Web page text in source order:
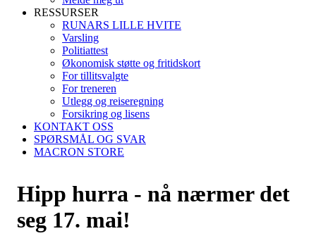
RESSURSER
RUNARS LILLE HVITE
Varsling
Politiattest
Økonomisk støtte og fritidskort
For tillitsvalgte
For treneren
Utlegg og reiseregning
Forsikring og lisens
KONTAKT OSS
SPØRSMÅL OG SVAR
MACRON STORE
Hipp hurra - nå nærmer det
seg 17. mai!